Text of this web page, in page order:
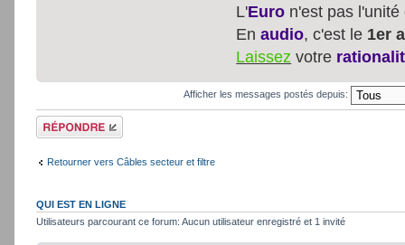
L'Euro n'est pas
Enaudio, c'est le 1er
Laissez votre
Afficher les messages postés depuis:
Répondre
Retourner vers Câbles secteur et filtre
QUI EST EN LIGNE
Utilisateurs parcourant ce forum: Aucun utilisateur enregistré et 1 invité